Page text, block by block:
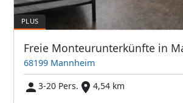
68199 Mannheim
3-20 Pers.
4,54 km